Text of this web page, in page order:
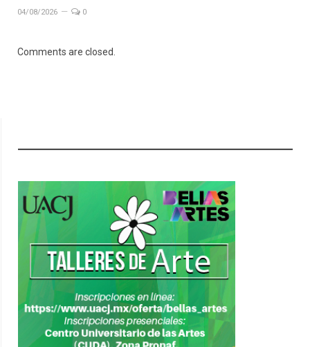
04/08/2026 0
Comments are closed.